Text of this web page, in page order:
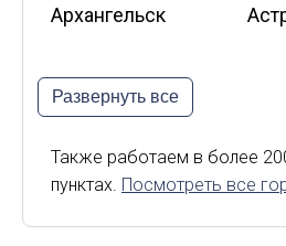
Архангельск
Калининград
Киров
Липецк
Развернуть все
Также работаем в более
пунктах. Посмотреть все